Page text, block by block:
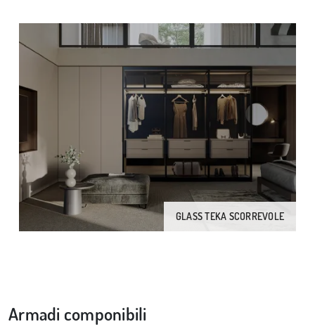
GLASS TEKA SCORREVOLE
Armadi componibili